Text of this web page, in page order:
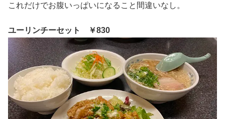
これだけでお腹いっぱいになること間違いなし。
ユーリンチーセット ￥830